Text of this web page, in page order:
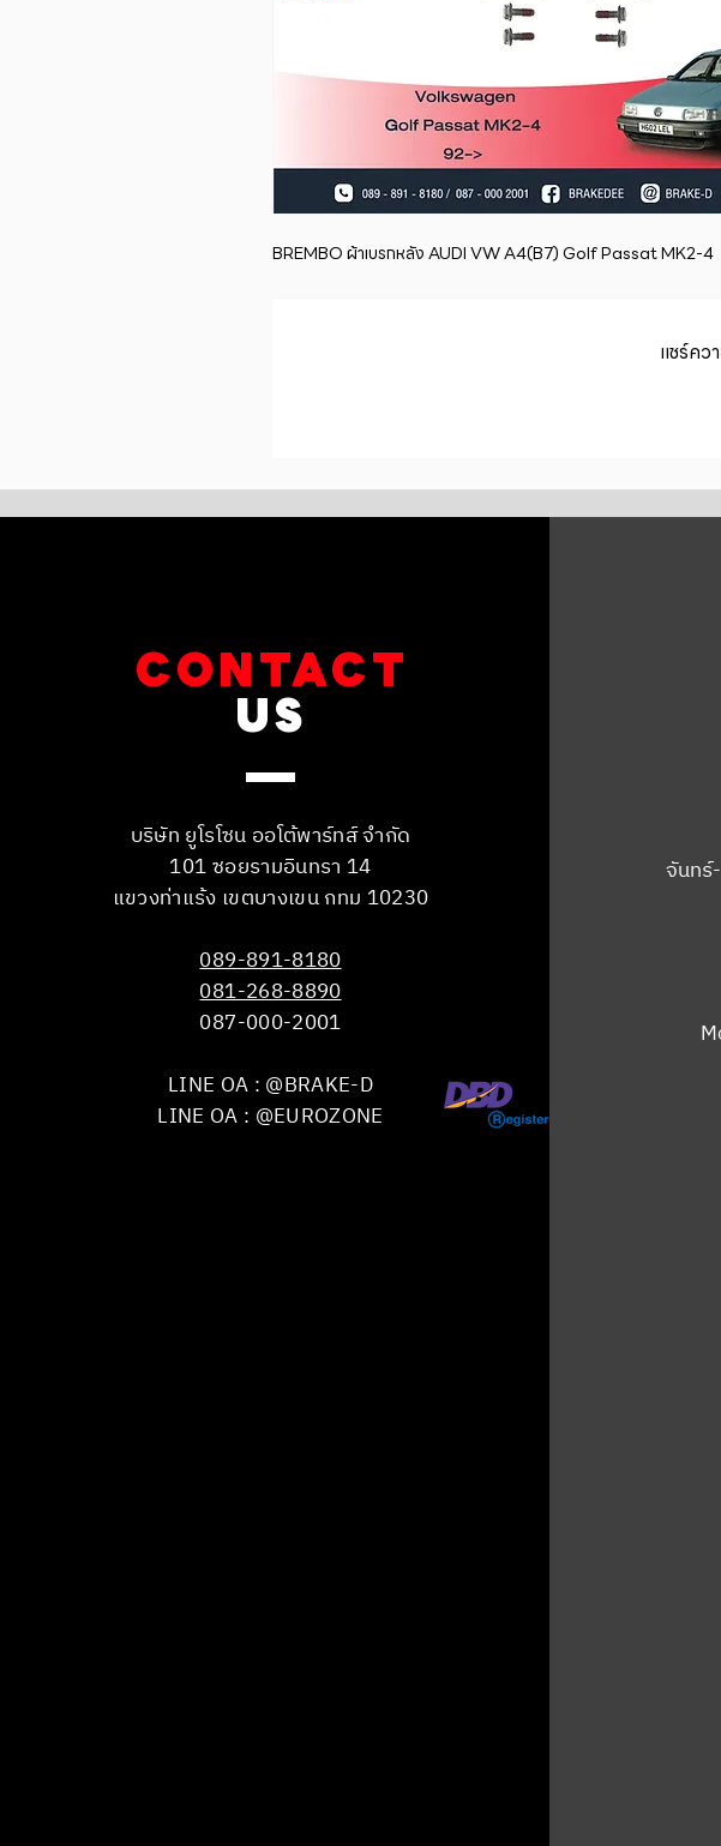
BREMBO ผ้าเบรกหลัง AUDI VW A4(B7) Golf Passat MK2-4
แชร์คว
CONTACT
US
บริษัท ยูโรโซน ออโต้พาร์ทส์ จำกัด
101 ซอยรามอินทรา 14
แขวงท่าแร้ง เขตบางเขน กทม 10230
089-891-8180
081-268-8890
087-000-2001
LINE OA : @BRAKE-D
LINE OA : @EUROZONE
จันทร์